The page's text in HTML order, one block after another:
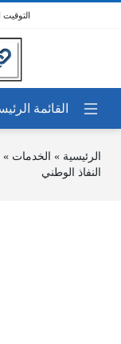
الرئيسية » الخدمات »
النفاذ الوطني